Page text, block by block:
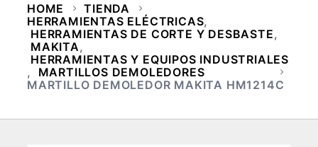
HOME
TIENDA
HERRAMIENTAS ELÉCTRICAS,
HERRAMIENTAS DE CORTE Y DESBASTE,
MAKITA,
HERRAMIENTAS Y EQUIPOS INDUSTRIALES
,
MARTILLOS DEMOLEDORES
MARTILLO DEMOLEDOR MAKITA HM1214C